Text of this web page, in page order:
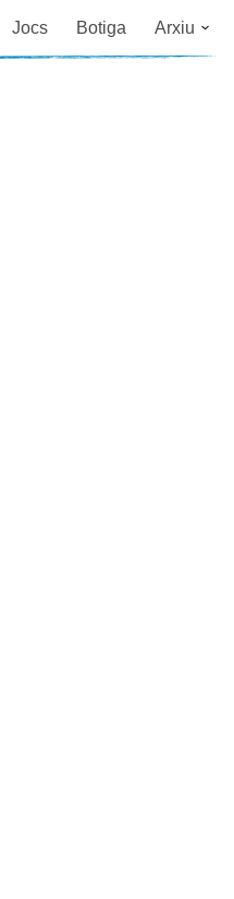
Jocs Botiga Arxiu